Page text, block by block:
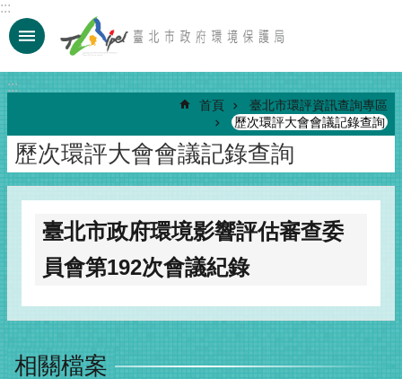
跳到主要內容區塊
:::
:::
首頁
臺北市環評資訊查詢專區
歷次環評大會會議記錄查詢
歷次環評大會會議記錄查詢
臺北市政府環境影響評估審查委
員會第192次會議紀錄
相關檔案